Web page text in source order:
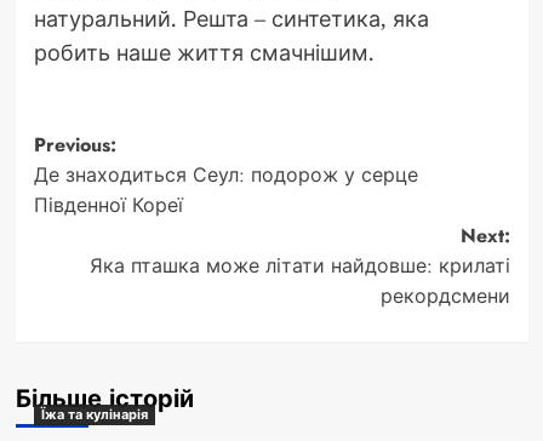
натуральний. Решта – синтетика, яка
робить наше життя смачнішим.
Post
navigation
Previous:
Де знаходиться Сеул: подорож у серце
Південної Кореї
Next:
Яка пташка може літати найдовше: крилаті
рекордсмени
Більше історій
Їжа та кулінарія